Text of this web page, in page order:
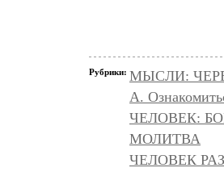
Рубрики: МЫСЛИ:
А.
ЧЕЛОВЕК:
МОЛИТВА
ЧЕЛОВЕК